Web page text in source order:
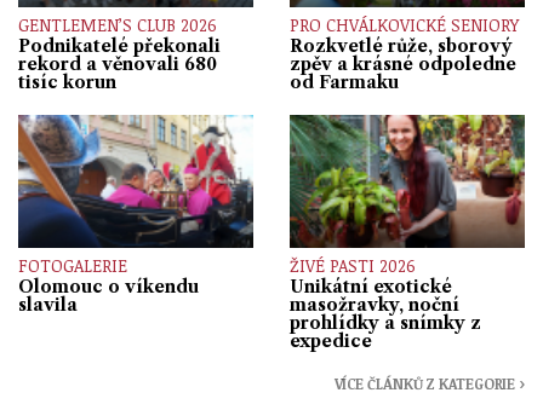
GENTLEMEN’S CLUB 2026
Podnikatelé překonali
rekord a věnovali 680
tisíc korun
PRO CHVÁLKOVICKÉ SENIORY
Rozkvetlé růže, sborový
zpěv a krásné odpoledne
od Farmaku
FOTOGALERIE
Olomouc o víkendu
slavila
ŽIVÉ PASTI 2026
Unikátní exotické
masožravky, noční
prohlídky a snímky z
expedice
VÍCE ČLÁNKŮ Z KATEGORIE ›